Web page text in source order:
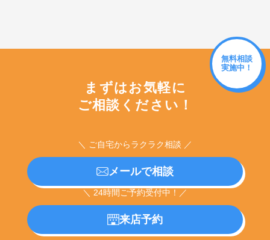
無料相談
実施中！
まずはお気軽に
ご相談ください！
＼ ご自宅からラクラク相談 ／
メールで相談
＼ 24時間ご予約受付中！／
来店予約